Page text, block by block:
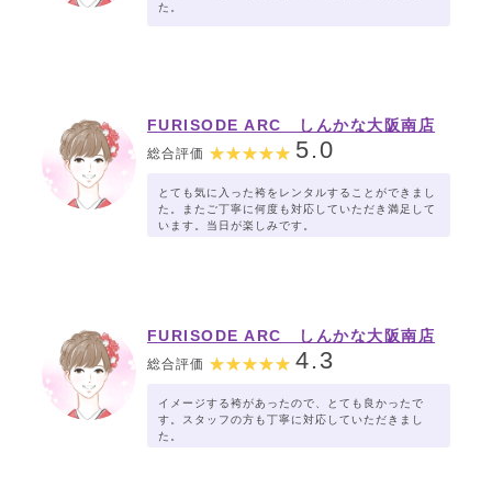
た。
FURISODE ARC しんかな大阪南店
総合評価 5.0
とても気に入った袴をレンタルすることができまし
た。またご丁寧に何度も対応していただき満足して
います。当日が楽しみです。
FURISODE ARC しんかな大阪南店
総合評価 4.3
イメージする袴があったので、とても良かったで
す。スタッフの方も丁寧に対応していただきまし
た。